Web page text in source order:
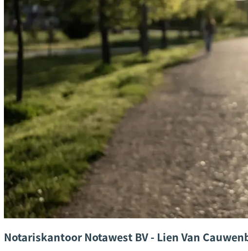
Notariskantoor Notawest BV - Lien Van